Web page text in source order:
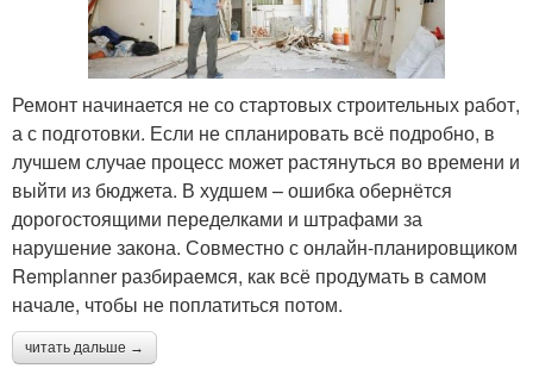
Ремонт начинается не со стартовых строительных работ,
а с подготовки. Если не спланировать всё подробно, в
лучшем случае процесс может растянуться во времени и
выйти из бюджета. В худшем – ошибка обернётся
дорогостоящими переделками и штрафами за
нарушение закона. Совместно с онлайн-планировщиком
Remplanner разбираемся, как всё продумать в самом
начале, чтобы не поплатиться потом.
читать дальше →